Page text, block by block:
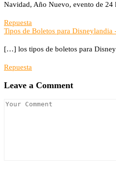
Navidad, Año Nuevo, evento de 24
Repuesta
Tipos de Boletos para Disneylandia
[…] los tipos de boletos para
Repuesta
Leave a Comment